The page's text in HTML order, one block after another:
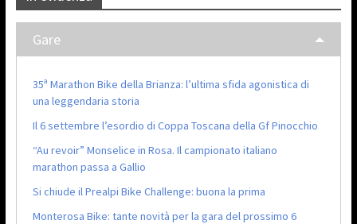
Gare
35ª Marathon Bike della Brianza: l’ultima sfida agonistica di
una leggendaria storia
Il 6 settembre l’esordio di Coppa Toscana della Gf Pinocchio
“Au revoir” Monselice in Rosa. Il campionato italiano
marathon passa a Gallio
Si chiude il Prealpi Bike Challenge: buona la prima
Monterosa Bike: tante novità per la gara del prossimo 6